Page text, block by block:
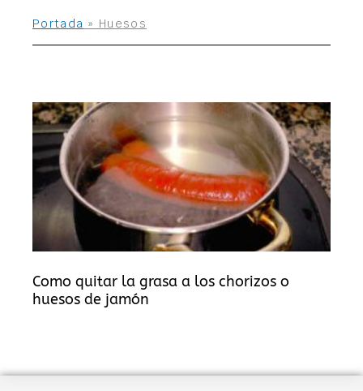
Portada » Huesos
Como quitar la grasa a los chorizos o
huesos de jamón